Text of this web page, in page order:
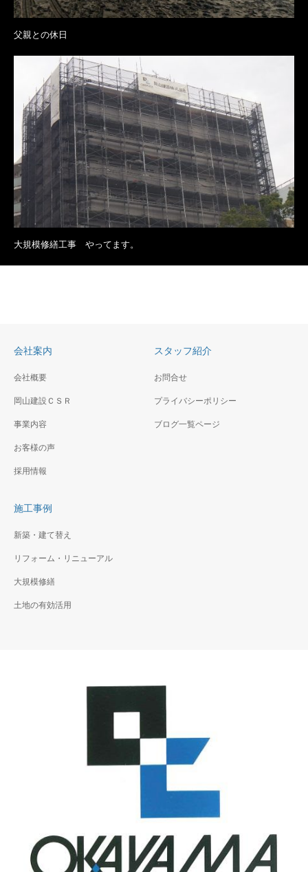
父親との休日
大規模修繕工事 やってます。
会社案内
会社概要
岡山建設ＣＳＲ
事業内容
お客様の声
採用情報
スタッフ紹介
お問合せ
プライバシーポリシー
ブログ一覧ページ
施工事例
新築・建て替え
リフォーム・リニューアル
大規模修繕
土地の有効活用